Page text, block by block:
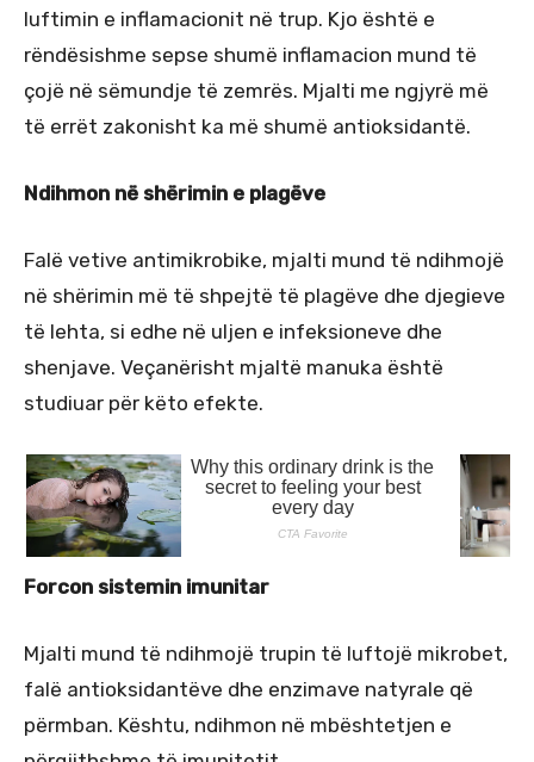
luftimin e inflamacionit në trup. Kjo është e
rëndësishme sepse shumë inflamacion mund të
çojë në sëmundje të zemrës. Mjalti me ngjyrë më
të errët zakonisht ka më shumë antioksidantë.
Ndihmon në shërimin e plagëve
Falë vetive antimikrobike, mjalti mund të ndihmojë
në shërimin më të shpejtë të plagëve dhe djegieve
të lehta, si edhe në uljen e infeksioneve dhe
shenjave. Veçanërisht mjaltë manuka është
studiuar për këto efekte.
Forcon sistemin imunitar
Mjalti mund të ndihmojë trupin të luftojë mikrobet,
falë antioksidantëve dhe enzimave natyrale që
përmban. Kështu, ndihmon në mbështetjen e